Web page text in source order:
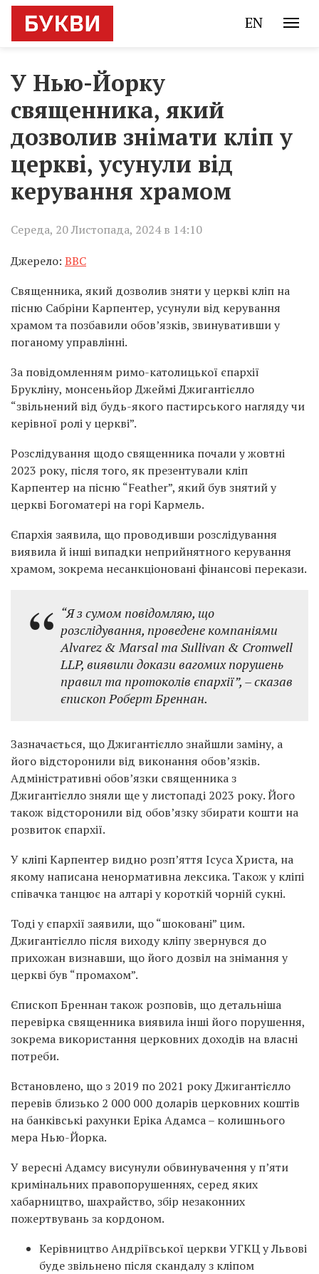
EN
У Нью-Йорку
священника, який
дозволив знімати кліп у
церкві, усунули від
керування храмом
Середа, 20 Листопада, 2024 в 14:10
Джерело: BBC
Священника, який дозволив зняти у церкві кліп на
пісню Сабріни Карпентер, усунули від керування
храмом та позбавили обов’язків, звинувативши у
поганому управлінні.
За повідомленням римо-католицької єпархії
Брукліну, монсеньйор Джеймі Джигантієлло
“звільнений від будь-якого пастирського нагляду чи
керівної ролі у церкві”.
Розслідування щодо священника почали у жовтні
2023 року, після того, як презентували кліп
Карпентер на пісню “Feather”, який був знятий у
церкві Богоматері на горі Кармель.
Єпархія заявила, що проводивши розслідування
виявила й інші випадки неприйнятного керування
храмом, зокрема несанкціоновані фінансові перекази.
“Я з сумом повідомляю, що
розслідування, проведене компаніями
Alvarez & Marsal та Sullivan & Cromwell
LLP, виявили докази вагомих порушень
правил та протоколів єпархії”, – сказав
єпископ Роберт Бреннан.
Зазначається, що Джигантієлло знайшли заміну, а
його відсторонили від виконання обов’язків.
Адміністративні обов’язки священника з
Джигантієлло зняли ще у листопаді 2023 року. Його
також відсторонили від обов’язку збирати кошти на
розвиток єпархії.
У кліпі Карпентер видно розп’яття Ісуса Христа, на
якому написана ненормативна лексика. Також у кліпі
співачка танцює на алтарі у короткій чорній сукні.
Тоді у єпархії заявили, що “шоковані” цим.
Джигантієлло після виходу кліпу звернувся до
прихожан визнавши, що його дозвіл на знімання у
церкві був “промахом”.
Єпископ Бреннан також розповів, що детальніша
перевірка священника виявила інші його порушення,
зокрема використання церковних доходів на власні
потреби.
Встановлено, що з 2019 по 2021 року Джигантієлло
перевів близько 2 000 000 доларів церковних коштів
на банківські рахунки Еріка Адамса – колишнього
мера Нью-Йорка.
У вересні Адамсу висунули обвинувачення у п’яти
кримінальних правопорушеннях, серед яких
хабарництво, шахрайство, збір незаконних
пожертвувань за кордоном.
Керівництво Андріївської церкви УГКЦ у Львові
буде звільнено після скандалу з кліпом